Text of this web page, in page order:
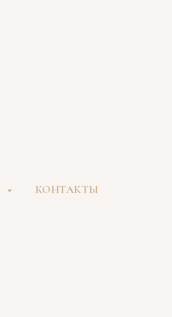
КОНТАКТЫ